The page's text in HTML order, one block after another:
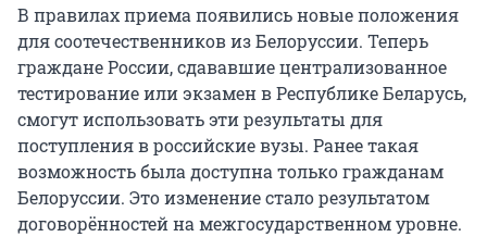
В правилах приема появились новые положения
для соотечественников из Белоруссии. Теперь
граждане России, сдававшие централизованное
тестирование или экзамен в Республике Беларусь,
смогут использовать эти результаты для
поступления в российские вузы. Ранее такая
возможность была доступна только гражданам
Белоруссии. Это изменение стало результатом
договорённостей на межгосударственном уровне.